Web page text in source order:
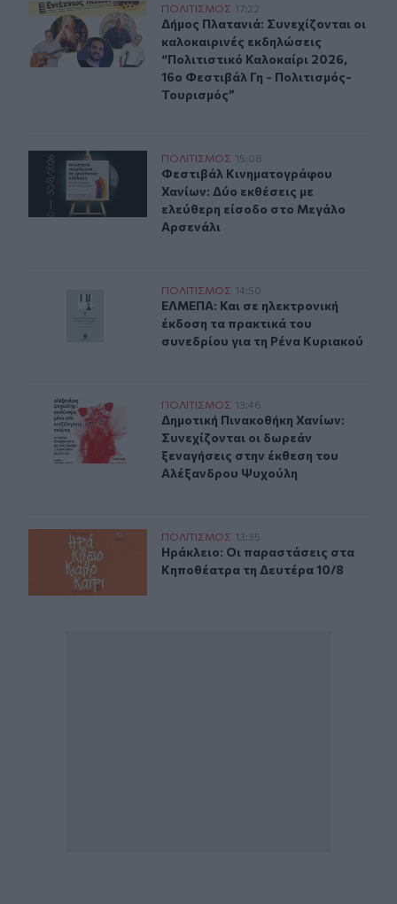
Δήμος Πλατανιά: Συνεχίζονται οι καλοκαιρινές
ΠΟΛΙΤΙΣΜΟΣ 17:22
Δήμος Πλατανιά: Συνεχίζονται οι
Δήμος Πλατανιά: Συνεχίζονται οι
καλοκαιρινές εκδηλώσεις
“Πολιτιστικό Καλοκαίρι 2026,
16ο Φεστιβάλ Γη - Πολιτισμός-
Τουρισμός”
Δύο ξεχωριστές εκθέσεις του Φεστιβάλ
ΠΟΛΙΤΙΣΜΟΣ 15:08
Φεστιβάλ Κινηματογράφου
Φεστιβάλ Κινηματογράφου
Χανίων: Δύο εκθέσεις με
ελεύθερη είσοδο στο Μεγάλο
Αρσενάλι
ΕΛΜΕΠΑ: Και σε ηλεκτρονική έκδοση τα πρακτικά του
ΠΟΛΙΤΙΣΜΟΣ 14:50
ΕΛΜΕΠΑ: Και σε ηλεκτρονική
ΕΛΜΕΠΑ: Και σε ηλεκτρονική
έκδοση τα πρακτικά του
συνεδρίου για τη Ρένα Κυριακού
Δημοτική Πινακοθήκη Χανίων: Συνεχίζονται οι
ΠΟΛΙΤΙΣΜΟΣ 13:46
Δημοτική Πινακοθήκη Χανίων:
Δημοτική Πινακοθήκη Χανίων:
Συνεχίζονται οι δωρεάν
ξεναγήσεις στην έκθεση του
Αλέξανδρου Ψυχούλη
Ηράκλειο: Οι παραστάσεις στα Κηποθέατρα τη
ΠΟΛΙΤΙΣΜΟΣ 13:35
Ηράκλειο: Οι παραστάσεις στα
Ηράκλειο: Οι παραστάσεις στα
Κηποθέατρα τη Δευτέρα 10/8